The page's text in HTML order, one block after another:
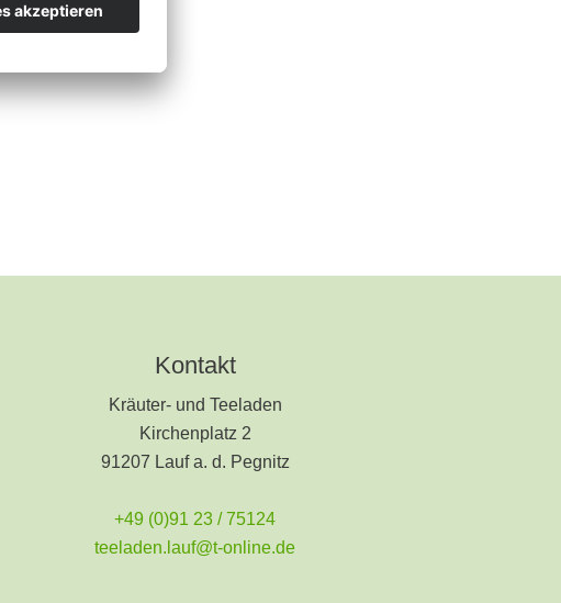
Kontakt
Kräuter- und Teeladen
Kirchenplatz 2
91207 Lauf a. d. Pegnitz
+49 (0)91 23 / 75124
teeladen.lauf@t-online.de